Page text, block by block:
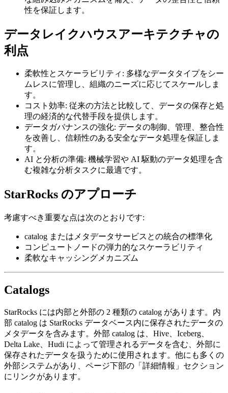
性を保証します。
データレイクハウスアーキテクチャの
利点
柔軟性とスケーラビリティ: 多様なデータタイプをシー
ムレスに管理し、組織のニーズに応じてスケールしま
す。
コスト効率: 従来の方法と比較して、データの保存と処
理の経済的な代替手段を提供します。
データガバナンスの強化: データの制御、管理、整合性
を改善し、信頼性のある安全なデータ処理を保証しま
す。
AI と分析の準備: 機械学習や AI 駆動のデータ処理を含
む複雑な分析タスクに最適です。
StarRocks のアプローチ
考慮すべき重要な点は次のとおりです:
catalog またはメタデータサービスとの統合の標準化
コンピュートノードの弾力的なスケーラビリティ
柔軟なキャッシングメカニズム
Catalogs
StarRocks には内部と外部の 2 種類の catalog があります。内
部 catalog は StarRocks データベース内に保存されたデータの
メタデータを含みます。外部 catalog は、Hive、Iceberg、
Delta Lake、Hudi によって管理されるデータを含む、外部に
保存されたデータを扱うために使用されます。他にも多くの
外部システムがあり、ページ下部の「詳細情報」セクション
にリンクがあります。